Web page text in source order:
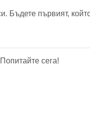
Бъдете първият,